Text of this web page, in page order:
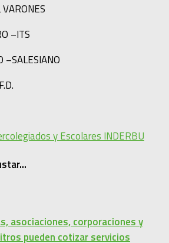
–ITS
–SALESIANO
y Escolares INDERBU
asociaciones, corporaciones y
pueden cotizar servicios